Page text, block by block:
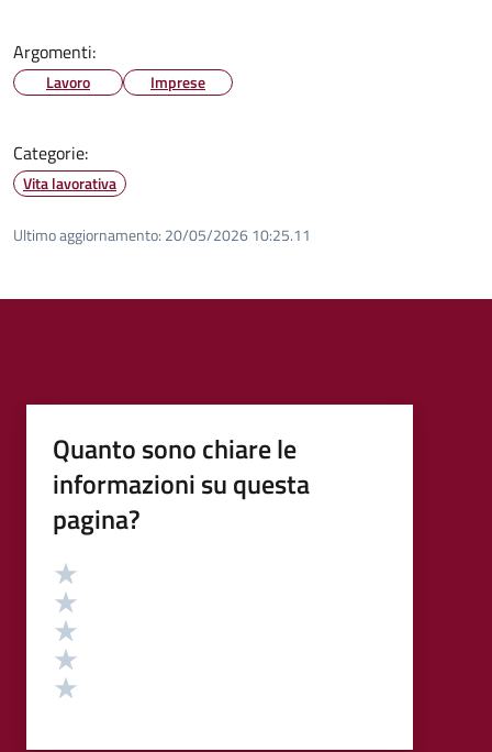
Argomenti:
Lavoro Imprese
Categorie:
Vita lavorativa
Ultimo aggiornamento: 20/05/2026 10:25.11
Quanto sono chiare le
informazioni su questa
pagina?
Valutazione